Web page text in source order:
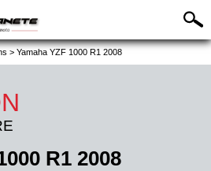
> Yamaha YZF 1000 R1 2008
R1 2008